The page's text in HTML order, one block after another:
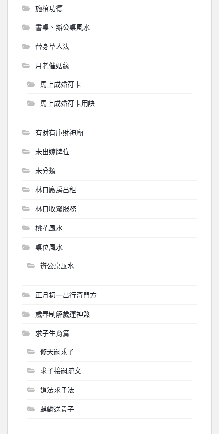
施棺功德
書桌、辦公桌風水
替身草人法
月老催姻緣
馬上成婚符卡
馬上成婚符卡用訣
有財有庫財神廟
未出嫁牌位
未分類
林口廠房出租
林口收驚服務
桃花風水
桌位風水
辦公桌風水
正月初一出行奇門方
歲春制解歲運神煞
求子生育篇
修天嗣求子
求子接嗣疏文
道法求子法
麒麟送貴子